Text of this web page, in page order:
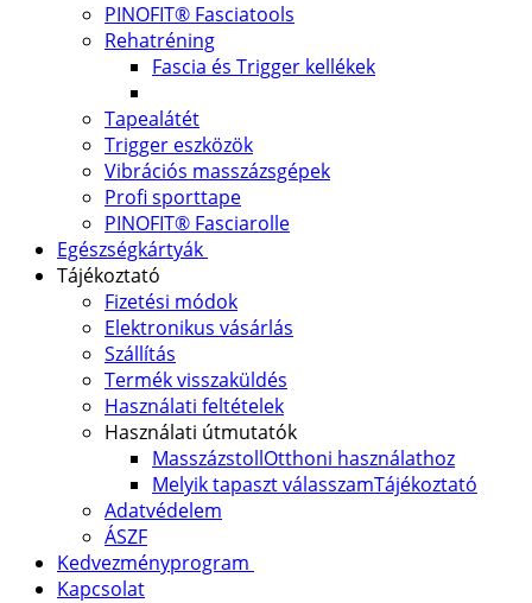
PINOFIT® Fasciatools
Rehatréning
Fascia és Trigger kellékek
Tapealátét
Trigger eszközök
Vibrációs masszázsgépek
Profi sporttape
PINOFIT® Fasciarolle
Egészségkártyák
Tájékoztató
Fizetési módok
Elektronikus vásárlás
Szállítás
Termék visszaküldés
Használati feltételek
Használati útmutatók
MasszázstollOtthoni használathoz
Melyik tapaszt válasszamTájékoztató
Adatvédelem
ÁSZF
Kedvezményprogram
Kapcsolat